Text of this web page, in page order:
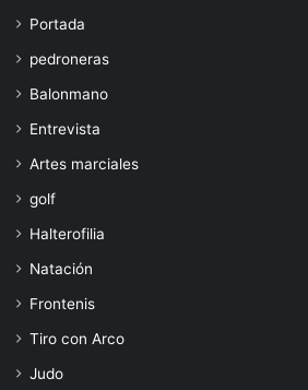
Portada
pedroneras
Balonmano
Entrevista
Artes marciales
golf
Halterofilia
Natación
Frontenis
Tiro con Arco
Judo